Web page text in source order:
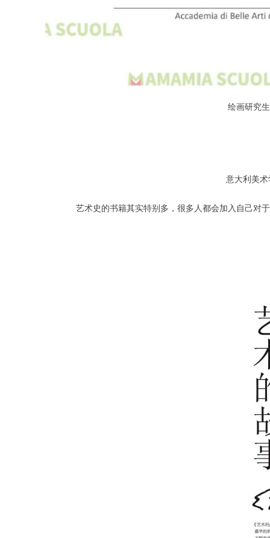
绘画研究
意大利美
艺术史的书籍其实特别多，很多人都会加入自己对